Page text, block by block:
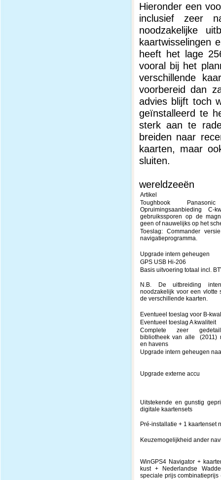
Hieronder een
inclusief zeer
noodzakelijke
kaartwisselingen
heeft het lage
vooral bij het
verschillende
voorbereid dan
advies blijft toch
geïnstalleerd te
sterk aan te
breiden naar
kaarten, maar
sluiten.
wereldzeeën
Artikel
Toughbook
Opruimingsaanbieding C-
gebruikssporen op de
geen of nauwelijks op het
Toeslag: Commander
navigatieprogramma.
Upgrade intern geheugen
GPS USB Hi-206
Basis uitvoering totaal incl.
N.B. De uitbreiding
noodzakelijk voor een vlotte
de verschillende kaarten.
Eventueel toeslag voor B-
Eventueel toeslag A kwaliteit
Complete zeer
bibliotheek van alle (2011)
en havens
Upgrade intern geheugen
Upgrade externe accu
Uitstekende en gunstig
digitale kaartensets
Pré-installatie + 1 kaartenset
Keuzemogelijkheid ander
WinGPS4 Navigator +
kust + Nederlandse
speciale prijs combinatieprijs